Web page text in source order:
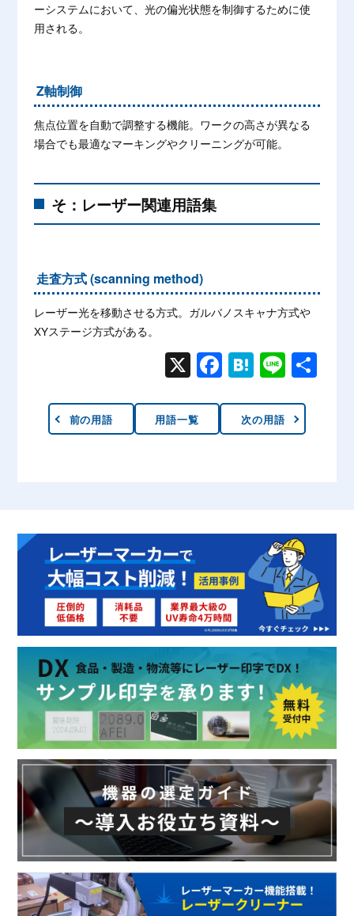
ーシステムにおいて、光の偏光状態を制御するために使
用される。
Z軸制御
焦点位置を自動で調整する機能。ワークの高さが異なる
場合でも最適なマーキングやクリーニングが可能。
そ：レーザー関連用語集
走査方式 (scanning method)
レーザー光を移動させる方式。ガルバノスキャナ方式や
XYステージ方式がある。
X
Face
Hate
Line
前の用語 用語一覧 次の用語